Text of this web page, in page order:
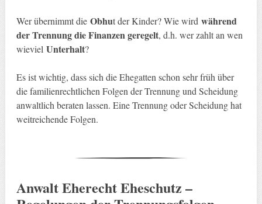
Wer übernimmt dieObhut der Kinder? Wie wird während
der Trennung die Finanzen geregelt, d.h. wer zahlt an wen
wievielUnterhalt?
Es ist wichtig, dass sich die Ehegatten schon sehr früh über
die familienrechtlichen Folgen der Trennung und Scheidung
anwaltlich beraten lassen. Eine Trennung oder Scheidung hat
weitreichende Folgen.
Anwalt Eherecht Eheschutz –